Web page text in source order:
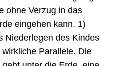
ohne Verzug in das
eingehen kann. 1)
Niederlegen des Kindes
Parallele. Die